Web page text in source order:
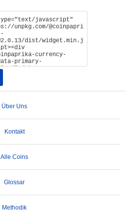
Über Uns
Kontakt
Alle Coins
Glossar
Methodik